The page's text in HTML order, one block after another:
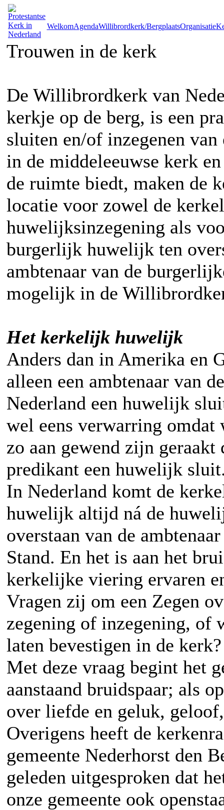
WelkomAgendaWillibrordkerk/BergplaatsOrganisatie
Trouwen in de kerk
De Willibrordkerk van
kerkje op de berg, is een
sluiten en/of inzegenen
in de middeleeuwse kerk
de ruimte biedt, maken de
locatie voor zowel de
huwelijksinzegening als
burgerlijk huwelijk ten
ambtenaar van de
mogelijk in de
Het kerkelijk huwelijk
Anders dan in Amerika en
alleen een ambtenaar van
Nederland een huwelijk
wel eens verwarring omdat
zo aan gewend zijn geraakt
predikant een huwelijk
In Nederland komt de
huwelijk altijd ná de
overstaan van de
Stand. En het is aan het
kerkelijke viering ervaren
Vragen zij om een Zegen
zegening of inzegening,
laten bevestigen in de kerk?
Met deze vraag begint het
aanstaand bruidspaar; als
over liefde en geluk,
Overigens heeft de
gemeente Nederhorst den
geleden uitgesproken dat
onze gemeente ook